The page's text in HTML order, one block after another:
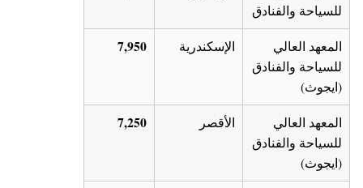
للسياحة والفنادق
المعهد العالي
للسياحة والفنادق
(ايجوث)
الإسكندرية 7,950
المعهد العالي
للسياحة والفنادق
(ايجوث)
الأقصر 7,250